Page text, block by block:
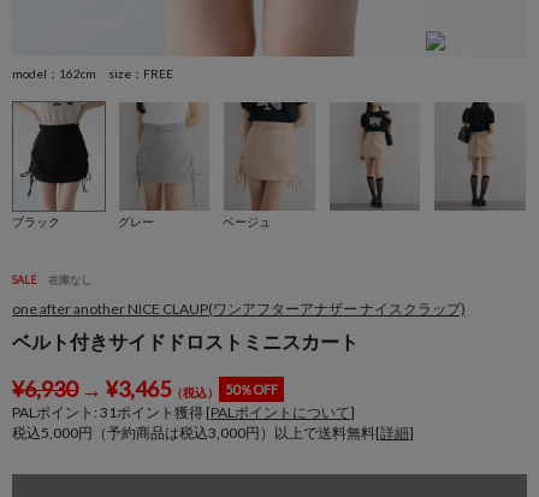
model：162cm size：FREE
ブラック グレー ベージュ
SALE 在庫なし
one after another NICE CLAUP(ワンアフターアナザー ナイスクラップ)
ベルト付きサイドドロストミニスカート
¥6,930→ ¥3,465（税込） 50％OFF
PALポイント: 31ポイント獲得 [PALポイントについて]
税込5,000円（予約商品は税込3,000円）以上で送料無料[詳細]